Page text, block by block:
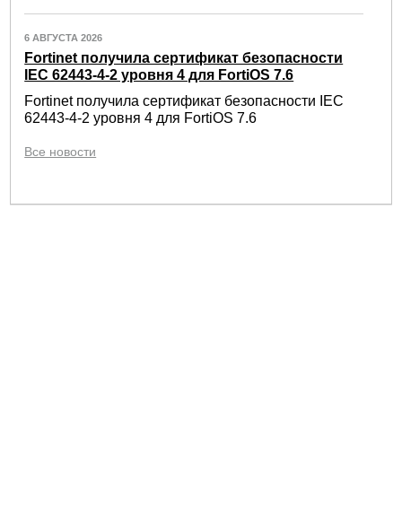
6 АВГУСТА 2026
Fortinet получила сертификат безопасности
IEC 62443-4-2 уровня 4 для FortiOS 7.6
Fortinet получила сертификат безопасности IEC
62443-4-2 уровня 4 для FortiOS 7.6
Все новости